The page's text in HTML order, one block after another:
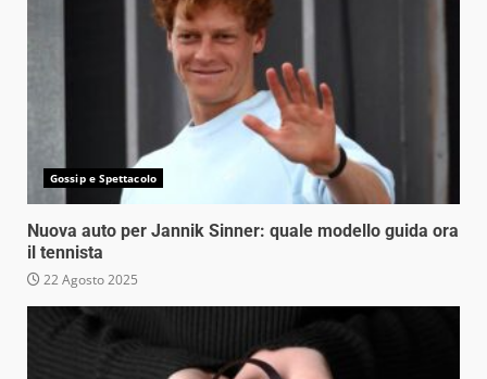
Gossip e Spettacolo
Nuova auto per Jannik Sinner: quale modello guida ora
il tennista
22 Agosto 2025